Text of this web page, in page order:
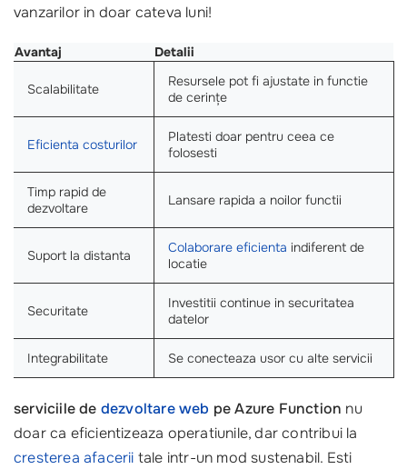
vanzarilor in doar cateva luni!
Avantaj Detalii
Scalabilitate
Resursele pot fi ajustate in functie
de cerințe
Eficienta costurilor
Platesti doar pentru ceea ce
folosesti
Timp rapid de
dezvoltare
Lansare rapida a noilor functii
Suport la distanta Colaborare eficienta indiferent de
locatie
Securitate
Investitii continue in securitatea
datelor
Integrabilitate Se conecteaza usor cu alte servicii
serviciile de dezvoltare web pe Azure Function nu
doar ca eficientizeaza operatiunile, dar contribui la
cresterea afacerii tale intr-un mod sustenabil. Esti